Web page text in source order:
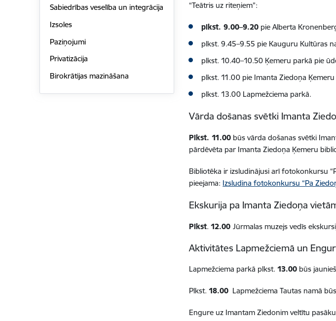
Sabiedrības veselība un integrācija
Izsoles
Paziņojumi
Privatizācija
Birokrātijas mazināšana
“Teātris uz riteņiem”:
plkst. 9.00–9.20 pie Alberta
plkst. 9.45–9.55 pie Kauguru Kultūras
plkst. 10.40–10.50 Ķemeru parkā pie
plkst. 11.00 pie Imanta Ziedoņa
plkst. 13.00 Lapmežciema parkā.
Vārda došanas svētki Imanta
Plkst. 11.00 būs vārda došanas svētki
pārdēvēta par Imanta Ziedoņa Ķemeru
Bibliotēka ir izsludinājusi arī fotokonkursu
pieejama: Izsludina fotokonkursu “Pa
Ekskurija pa Imanta Ziedoņa
Plkst.12.00Jūrmalas muzejs vedīs
Aktivitātes Lapmežciemā un
Lapmežciema parkā plkst.13.00 būs
Plkst.18.00 Lapmežciema Tautas namā
Engure uz Imantam Ziedonim veltītu